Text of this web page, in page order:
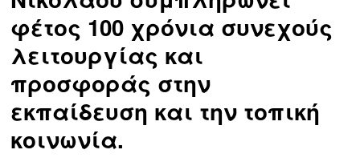
φέτος 100 χρόνια συνεχούς
λειτουργίας και
προσφοράς στην
εκπαίδευση και την τοπική
κοινωνία.